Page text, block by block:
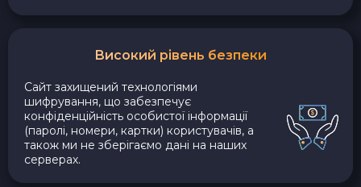
Високий рівень безпеки
Сайт захищений технологіями
шифрування, що забезпечує
конфіденційність особистої інформації
(паролі, номери, картки) користувачів, а
також ми не зберігаємо дані на наших
серверах.